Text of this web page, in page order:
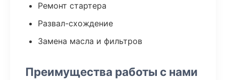
Ремонт стартера
Развал-схождение
Замена масла и фильтров
Преимущества работы с нами